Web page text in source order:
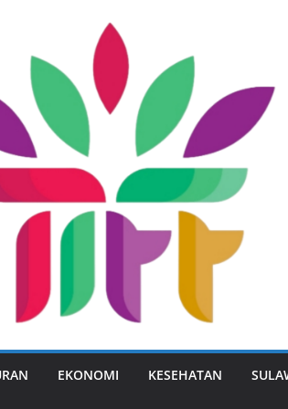
EKONOMI KESEHATAN